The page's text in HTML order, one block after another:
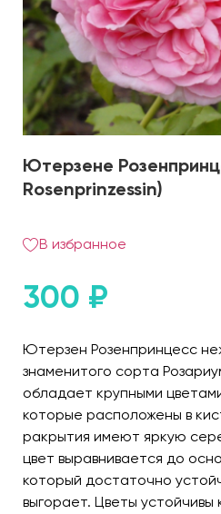
Ютерзене
Rosenprinzessin)
В избранное
300 ₽
Ютерзен Розенпринцесс
знаменитого сорта
обладает крупными
которые расположены в
ракрытия имеют яркую
цвет выравнивается до
который достаточно
выгорает. Цветы устойчивы